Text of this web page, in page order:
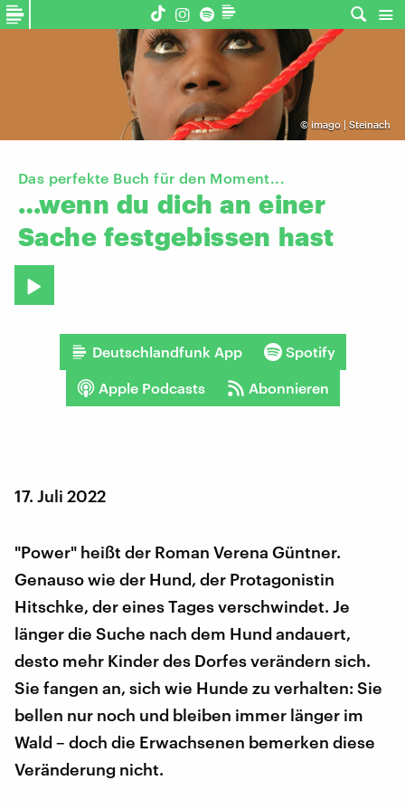
© imago | Steinach
Das perfekte Buch für den Moment...
…wenn du dich an einer
Sache festgebissen hast
Deutschlandfunk App Spotify
Apple Podcasts Abonnieren
17. Juli 2022
"Power" heißt der Roman Verena Güntner.
Genauso wie der Hund, der Protagonistin
Hitschke, der eines Tages verschwindet. Je
länger die Suche nach dem Hund andauert,
desto mehr Kinder des Dorfes verändern sich.
Sie fangen an, sich wie Hunde zu verhalten: Sie
bellen nur noch und bleiben immer länger im
Wald – doch die Erwachsenen bemerken diese
Veränderung nicht.